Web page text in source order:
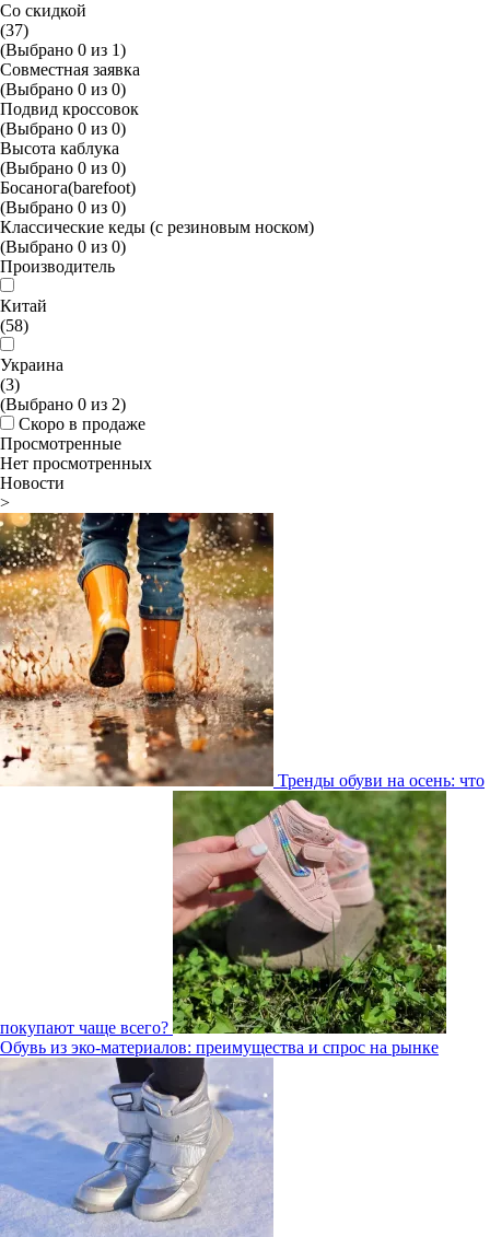
Со скидкой
(37)
(Выбрано 0 из 1)
Совместная заявка
(Выбрано 0 из 0)
Подвид кроссовок
(Выбрано 0 из 0)
Высота каблука
(Выбрано 0 из 0)
Босанога(barefoot)
(Выбрано 0 из 0)
Классические кеды (с резиновым носком)
(Выбрано 0 из 0)
Производитель
Китай
(58)
Украина
(3)
(Выбрано 0 из 2)
Скоро в продаже
Просмотренные
Нет просмотренных
Новости
>
Тренды обуви на осень: что
покупают чаще всего?
Обувь из эко-материалов: преимущества и спрос на рынке